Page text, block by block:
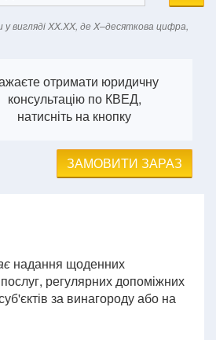
вигляді XX.XX, де X–десяткова цифра,
отримати юридичну
консультацію по КВЕД,
натисніть на кнопку
ЗАМОВИТИ ЗАРАЗ
надання щоденних
регулярних допоміжних
за винагороду або на